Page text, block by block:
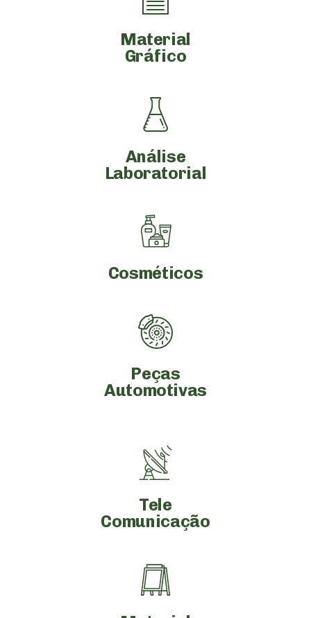
Material
Gráfico
Análise
Laboratorial
Cosméticos
Peças
Automotivas
Tele
Comunicação